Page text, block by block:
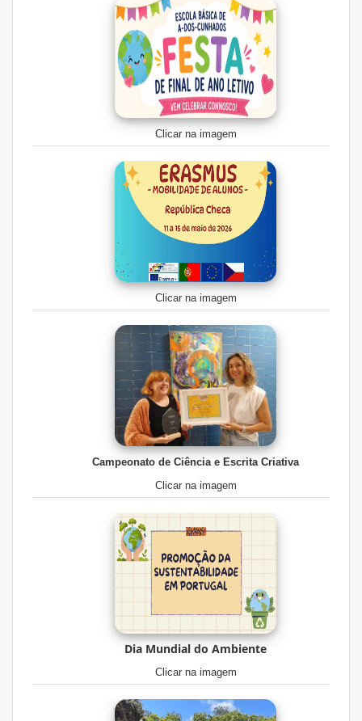
Clicar na imagem
Clicar na imagem
Campeonato de Ciência e Escrita Criativa
Clicar na imagem
Dia Mundial do Ambiente
Clicar na imagem